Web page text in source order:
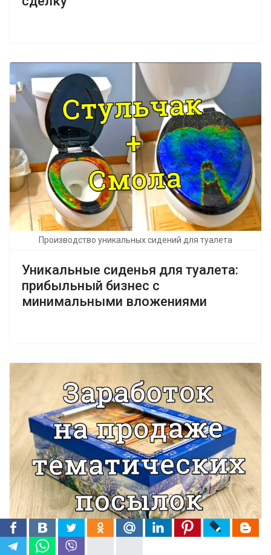
Производство уникальных сидений для туалета
Уникальные сиденья для туалета:
прибыльный бизнес с
минимальными вложениями
Как заработать на продаже тематических посылок